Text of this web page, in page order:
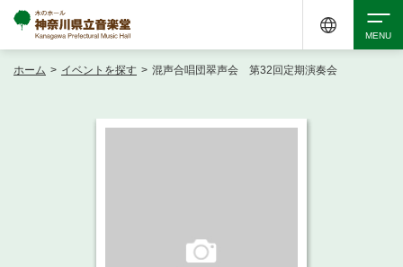
ホーム > イベントを探す > 混声合唱団翠声会 第32回定期演奏会